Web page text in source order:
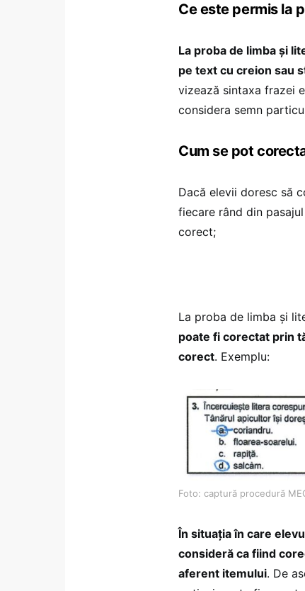
Ce este permis la
La proba de limba şi
pe text cu creion sau
vizează sintaxa frazei
considera semn
Cum se pot
Dacă elevii doresc să
fiecare rând din
corect;
La proba de limba şi
poate fi corectat prin
corect. Exemplu:
Foto: captură procedură
În situația în care
consideră ca fiind
aferent itemului. De